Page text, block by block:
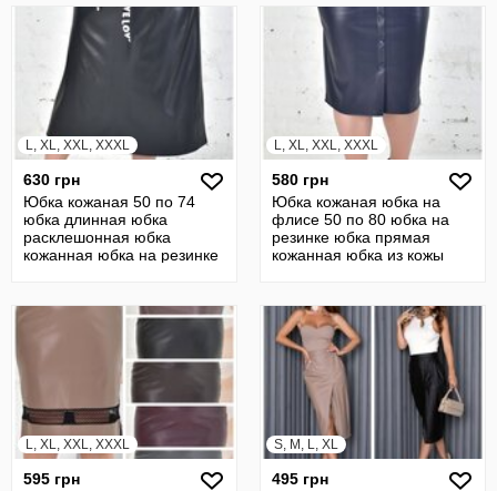
L, XL, XXL, XXXL
630 грн
Юбка кожаная 50 по 74
юбка длинная юбка
расклешонная юбка
кожанная юбка на резинке
L, XL, XXL, XXXL
580 грн
Юбка кожаная юбка на
флисе 50 по 80 юбка на
резинке юбка прямая
кожанная юбка из кожы
L, XL, XXL, XXXL
595 грн
S, M, L, XL
495 грн